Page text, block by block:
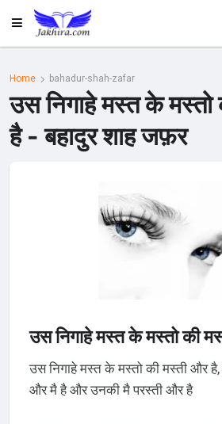
Home bahadur-shah-zafar
उस निगाहे मस्त के
है - बहादुर शाह जफ़र
उस निगाहे मस्त के मस्तो की
उस निगाहे मस्त के मस्तो की मस्ती और है,
और मै है और उनकी मै परस्ती और है